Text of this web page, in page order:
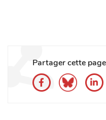
Partager cette